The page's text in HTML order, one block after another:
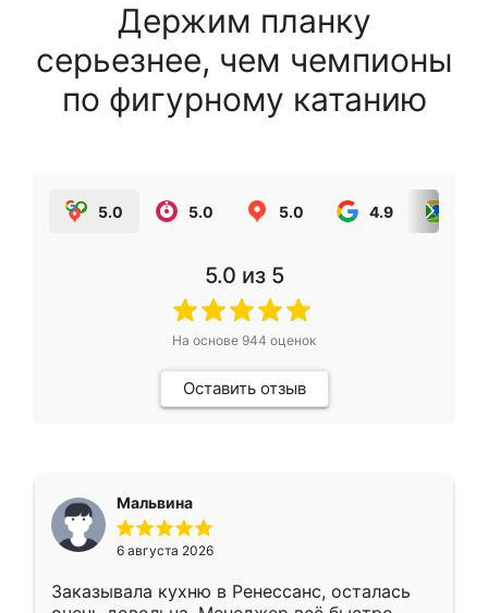
Держим планку
серьезнее, чем чемпионы
по фигурному катанию
5.0 5.0 5.0 4.9
5.0 из 5
На основе 944 оценок
Оставить отзыв
Мальвина
6 августа 2026
Заказывала кухню в Ренессанс, осталась